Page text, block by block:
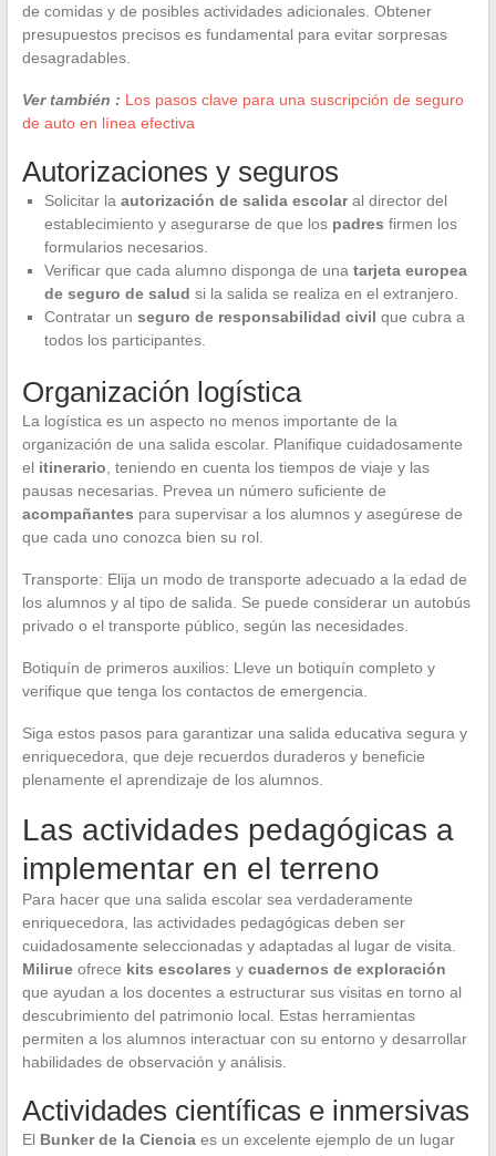
de comidas y de posibles actividades adicionales. Obtener
presupuestos precisos es fundamental para evitar sorpresas
desagradables.
Ver también : Los pasos clave para una suscripción de seguro
de auto en línea efectiva
Autorizaciones y seguros
Solicitar la autorización de salida escolaral director del
establecimiento y asegurarse de que los padres firmen los
formularios necesarios.
Verificar que cada alumno disponga de una tarjeta europea
de seguro de salud si la salida se realiza en el extranjero.
Contratar un seguro de responsabilidad civil que cubra a
todos los participantes.
Organización logística
La logística es un aspecto no menos importante de la
organización de una salida escolar. Planifique cuidadosamente
el itinerario , teniendo en cuenta los tiempos de viaje y las
pausas necesarias. Prevea un número suficiente de
acompañantes para supervisar a los alumnos y asegúrese de
que cada uno conozca bien su rol.
Transporte: Elija un modo de transporte adecuado a la edad de
los alumnos y al tipo de salida. Se puede considerar un autobús
privado o el transporte público, según las necesidades.
Botiquín de primeros auxilios: Lleve un botiquín completo y
verifique que tenga los contactos de emergencia.
Siga estos pasos para garantizar una salida educativa segura y
enriquecedora, que deje recuerdos duraderos y beneficie
plenamente el aprendizaje de los alumnos.
Las actividades pedagógicas a
implementar en el terreno
Para hacer que una salida escolar sea verdaderamente
enriquecedora, las actividades pedagógicas deben ser
cuidadosamente seleccionadas y adaptadas al lugar de visita.
Milirueofrece kits escolares y cuadernos de exploración
que ayudan a los docentes a estructurar sus visitas en torno al
descubrimiento del patrimonio local. Estas herramientas
permiten a los alumnos interactuar con su entorno y desarrollar
habilidades de observación y análisis.
Actividades científicas e inmersivas
El Bunker de la Cienciaes un excelente ejemplo de un lugar